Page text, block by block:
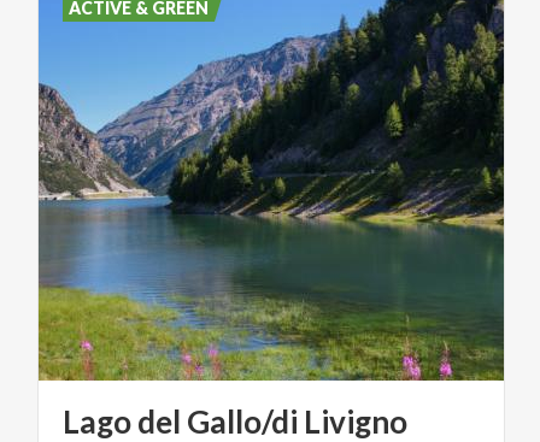
Lagodel Gallo/di Livigno
ACTIVE & GREEN